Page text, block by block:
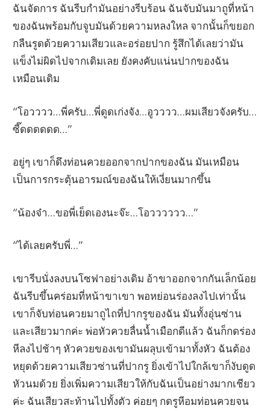
ฉันจัดการ ฉันรีบกำมันอย่างรีบร้อน ฉันจับมันมาถูที่หน้า
ของฉันพร้อมกับจูบมันด้วยความหลงใหล จากนั้นก็ขยอก
กลืนรูดด้วยความเสียวและอร่อยปาก รู้สึกได้เลยว่ามัน
แข็งไม่ผิดไปจากเดิมเลย ยังคงคับแน่นปากของฉัน
เหมือนเดิม
“โอวววว…พี่ครับ…พี่ดูดเก่งจัง…อูวววว…ผมเสียวจังครับ…
ซี๊ดดดดดด…”
อยู่ๆ เขาก็ดึงท่อนควยออกจากปากของฉัน มันเหมือน
เป็นการกระตุ้นอารมณ์ของฉันให้เงี่ยนมากขึ้น
“น้องจ๋า…ขอพี่เย็ดเองนะจ๊ะ…โอวววววว…”
“ได้เลยครับพี่…”
เขารีบนั่งลงบนโซฟาอย่างเดิม อ้าขาออกจากกันเล็กน้อย
ฉันรีบขึ้นคร่อมที่หน้าขาเขา พอหย่อนร่องลงไปเท่านั้น
เขาก็จับท่อนควยมาถูไถที่ปากรูของฉัน มันทั้งอุ่นซ่าน
และเสียวมากค่ะ พ่อหัวควยลื่นน้ำเมือกดีแล้ว ฉันก็กดร่อง
หีลงไปช้าๆ หัวควยของเขามันผลุบเข้ามาทั้งหัว ฉันต้อง
หยุดด้วยความเสียวซ่านที่ปากรู ยิ่งเข้าไปใกล้เขาก็งับดูด
หัวนมด้วย ยิ่งเพิ่มความเสียวให้กับฉันเป็นอย่างมากเชียว
ค่ะ ฉันเสียวสะท้านไปทั้งตัว ค่อยๆ กดรูหีอมท่อนควยจน